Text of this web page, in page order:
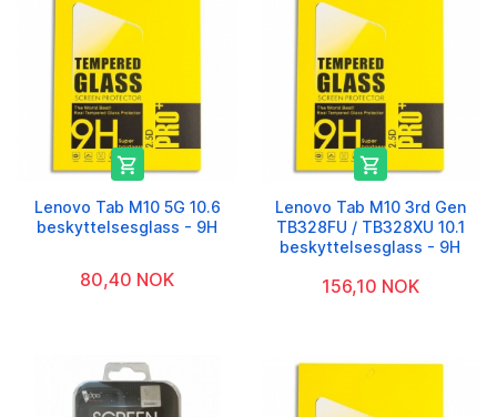

Lenovo Tab M10 5G 10.6
beskyttelsesglass - 9H
80,40 NOK

Lenovo Tab M10 3rd Gen
TB328FU / TB328XU 10.1
beskyttelsesglass - 9H
156,10 NOK